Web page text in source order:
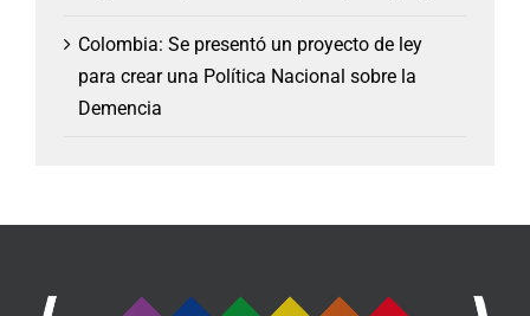
Colombia: Se presentó un proyecto de ley
para crear una Política Nacional sobre la
Demencia